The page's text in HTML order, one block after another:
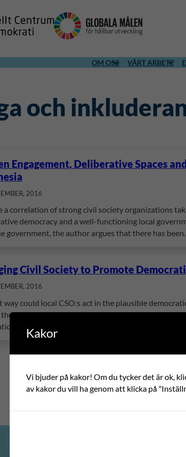
OM OSS VÅRT ARBETE
och
Engagement, Deliberative Spaces
2016
a correlation of strong civil society organizations
democracy and a well-functioning local
government, the author argues that there has
Civil Society to Promote
2016
way could local CSO:s act in the plausible
decentralization process in Indonesia, Malaysia,
shed light on the role of CSO:s…
Kakor
Vi bjuder på kakor! Om du tycker det är ok,
av kakor du vill ha genom att klicka på